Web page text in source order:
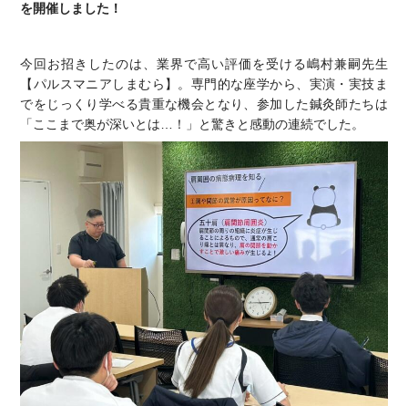
を開催しました！
今回お招きしたのは、業界で高い評価を受ける嶋村兼嗣先生
【パルスマニアしまむら】。専門的な座学から、実演・実技ま
でをじっくり学べる貴重な機会となり、参加した鍼灸師たちは
「ここまで奥が深いとは…！」と驚きと感動の連続でした。